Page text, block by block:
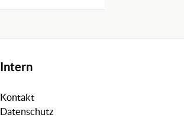
Intern
Kontakt
Datenschutz